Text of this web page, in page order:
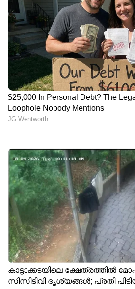
Also Read: അഞ്ച് മടങ്ങ്
ഒമിക്രോണിന്‍റെ ഈ
കുറിച്ചുള്ള വാട്സാപ്പ്
ആരോ​ഗ്യവകുപ്പ്
LATEST VIDEOS